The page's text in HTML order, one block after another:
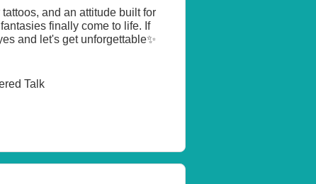
and an attitude built for
finally come to life. If
and let's get unforgettable✨
Talk